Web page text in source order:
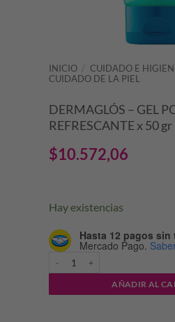
INICIO / CUIDADO E
CUIDADO DE LA PIEL
DERMAGLÓS – GEL
REFRESCANTE x 50 gr
$10.572,06
Hay existencias
Hasta 12 pagos sin
Mercado Pago.
AÑADIR AL